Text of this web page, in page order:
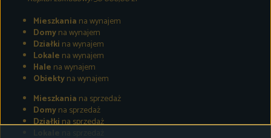
Mieszkania na wynajem
Domyna wynajem
Działki na wynajem
Lokale na wynajem
Hale na wynajem
Obiektyna wynajem
Mieszkania na sprzedaż
Domyna sprzedaż
Działkina sprzedaż